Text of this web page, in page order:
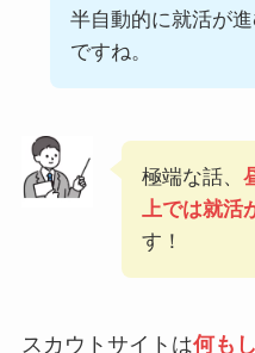
半自動的に就活が
ですね。
極端な話、
上では就活
す！
スカウトサイトは何も